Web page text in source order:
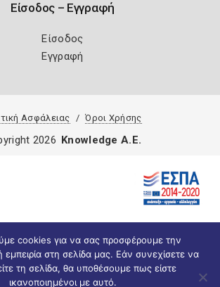
Είσοδος – Εγγραφή
Είσοδος
Εγγραφή
Ασφάλειας Όροι Χρήσης
cookies για να σας προσφέρουμε την
στη σελίδα μας. Εάν συνεχίσετε να
τη σελίδα, θα υποθέσουμε πως είστε
ικανοποιημένοι με αυτό.
2026 Knowledge A.E.